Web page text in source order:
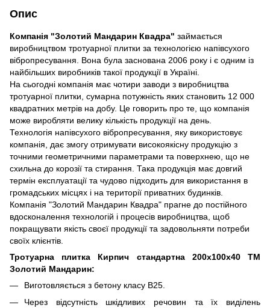
Опис
Компанія "Золотий Мандарин Квадра" займається
виробництвом тротуарної плитки за технологією напівсухого
вібропресування. Вона була заснована 2006 року і є одним із
найбільших виробників такої продукції в Україні.
На сьогодні компанія має чотири заводи з виробництва
тротуарної плитки, сумарна потужність яких становить 12 000
квадратних метрів на добу. Це говорить про те, що компанія
може виробляти велику кількість продукції на день.
Технологія напівсухого вібропресування, яку використовує
компанія, дає змогу отримувати високоякісну продукцію з
точними геометричними параметрами та поверхнею, що не
схильна до корозії та стирання. Така продукція має довгий
термін експлуатації та чудово підходить для використання в
громадських місцях і на території приватних будинків.
Компанія "Золотий Мандарин Квадра" прагне до постійного
вдосконалення технологій і процесів виробництва, щоб
покращувати якість своєї продукції та задовольняти потреби
своїх клієнтів.
Тротуарна плитка Кирпич стандартна 200х100х40 ТМ
Золотий Мандарин:
Виготовляється з бетону класу В25.
Через відсутність шкідливих речовин та їх виділень